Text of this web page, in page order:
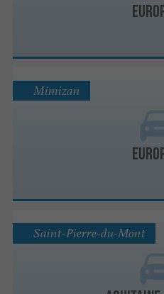
Mimizan
Saint-Pierre-du-Mont